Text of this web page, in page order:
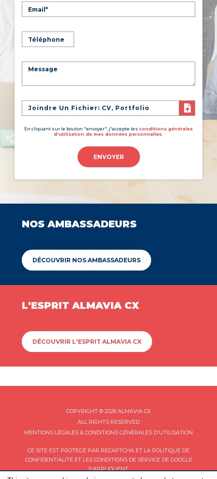
Joindre Un Fichier: CV, Portfolio
En cliquant sur le bouton "envoyer", j'accepte les conditions générales
d'utilisation de mes données personnelles.
ENVOYER
NOS AMBASSADEURS
DÉCOUVRIR NOS AMBASSADEURS
L'ESPRIT ALMAVIA CX
DÉCOUVRIR L'ESPRIT ALMAVIA CX
COPYRIGHT © 2026 ALMAVIA CX
ALL RIGHTS RESERVED
MENTIONS LÉGALES & CONDITIONS GÉNÉRALES D'UTILISATION
CE SITE EST PROTÉGÉ PAR RECAPTCHA ET LA POLITIQUE DE
CONFIDENTIALITÉET LES CONDITIONS DE SERVICEDE GOOGLE
S'APPLIQUENT.